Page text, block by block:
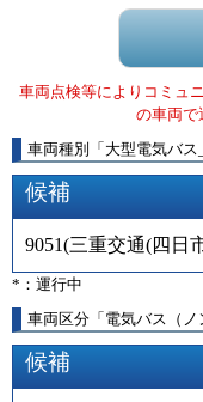
車両点検等によりコミュ
の車両で
車両種別
「 大型電気バス
候補
9051(三重交通(四日
*：運行中
車両区分「電気バス（
候補